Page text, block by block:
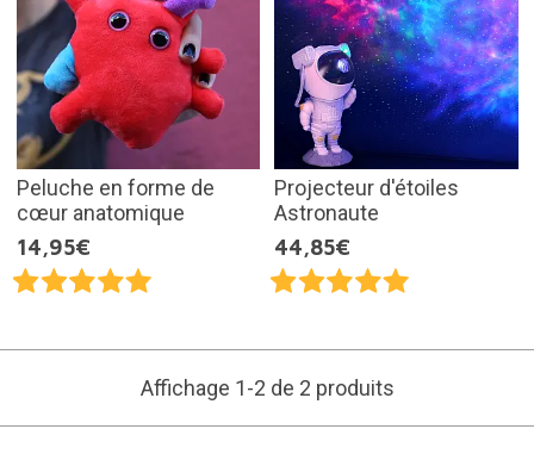
Peluche en forme de
cœur anatomique
14,95€
Projecteur d'étoiles
Astronaute
44,85€
Affichage 1-2 de 2 produits